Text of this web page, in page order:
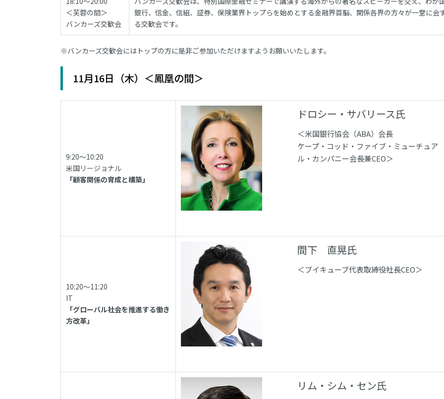
＜芙蓉の間＞
バンカーズ交歓会
銀行、信金、信組、証券、保険業界トップらを始めとする金融界首脳、関係各界の方々が一堂に会
る交歓会です。
※バンカーズ交歓会にはトップの方に是非ご参加いただけますようお願いいたします。
11月16日（木）＜鳳凰の間＞
9:20～10:20
米国リージョナル
「顧客関係の育成と構築」
ドロシー・サバリース氏
＜米国銀行協会（ABA）会長
ケープ・コッド・ファイブ・ミューチュア
ル・カンパニー会長兼CEO＞
10:20～11:20
IT
「グローバル社会を推進する働き
方改革」
間下 直晃氏
＜ブイキューブ代表取締役社長CEO＞
リム・シム・セン氏